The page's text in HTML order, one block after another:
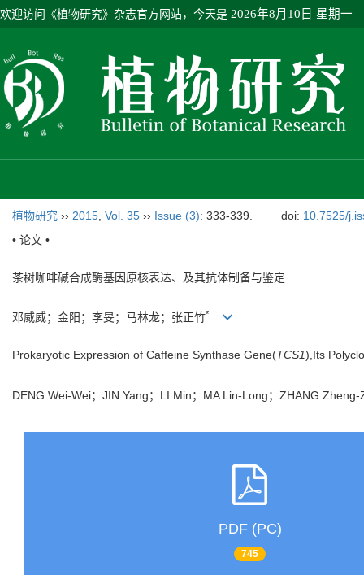
欢迎访问《植物研究》杂志官方网站，今天是 2026年8月10日 星期一
植物研究 ›› 2015 Vol. 35 ›› Issue (3): 333-339. doi: 10.7525/
• 论文 •
茶树咖啡碱合成酶基因原核表达、及其抗体制备与鉴定
邓威威；金阳；李旻；马林龙；张正竹*
Prokaryotic Expression of Caffeine Synthase Gene(TCS1),Its
DENG Wei-Wei；JIN Yang；LI Min；MA Lin-Long；ZHANG Zheng-
PDF (PC)
745